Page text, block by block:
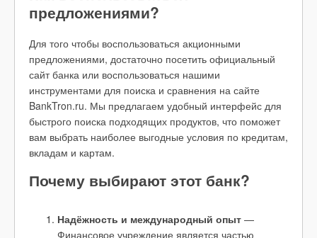
предложениями?
Для того чтобы воспользоваться акционными
предложениями, достаточно посетить официальный
сайт банка или воспользоваться нашими
инструментами для поиска и сравнения на сайте
BankTron.ru. Мы предлагаем удобный интерфейс для
быстрого поиска подходящих продуктов, что поможет
вам выбрать наиболее выгодные условия по кредитам,
вкладам и картам.
Почему выбирают этот банк?
Надёжность и международный опыт —
Финансовое учреждение является частью